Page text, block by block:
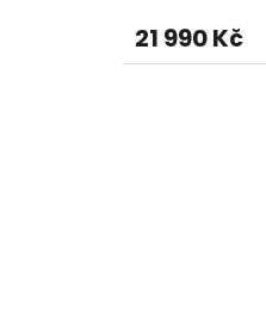
21 990 Kč